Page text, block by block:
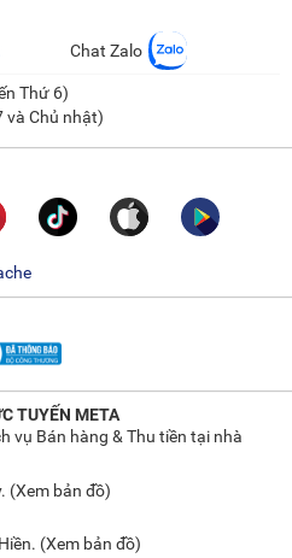
Chat Zalo
Thứ 6)
và Chủ nhật)
TUYẾN META
vụ Bán hàng & Thu tiền tại nhà
(Xem bản đồ)
(Xem bản đồ)